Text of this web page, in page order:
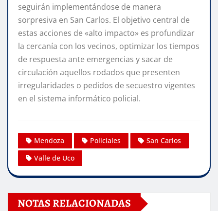
seguirán implementándose de manera
sorpresiva en San Carlos. El objetivo central de
estas acciones de «alto impacto» es profundizar
la cercanía con los vecinos, optimizar los tiempos
de respuesta ante emergencias y sacar de
circulación aquellos rodados que presenten
irregularidades o pedidos de secuestro vigentes
en el sistema informático policial.
Mendoza Policiales
San Carlos
Valle de Uco
NOTAS RELACIONADAS